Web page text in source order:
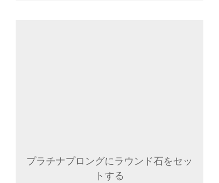
プラチナプロングにラウンド石をセッ
トする